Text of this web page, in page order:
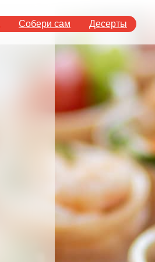
Собери сам Десерты